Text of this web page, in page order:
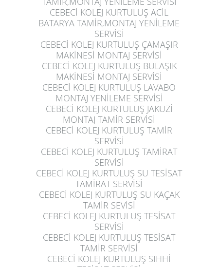
CEBECİ KOLEJ KURTULUŞ ACİL
BATARYA TAMİR,MONTAJ YENİLEME
SERVİSİ
CEBECİ KOLEJ KURTULUŞ ÇAMAŞIR
MAKİNESİ MONTAJ SERVİSİ
CEBECİ KOLEJ KURTULUŞ BULAŞIK
MAKİNESİ MONTAJ SERVİSİ
CEBECİ KOLEJ KURTULUŞ LAVABO
MONTAJ YENİLEME SERVİSİ
CEBECİ KOLEJ KURTULUŞ JAKUZİ
MONTAJ TAMİR SERVİSİ
CEBECİ KOLEJ KURTULUŞ TAMİR
SERVİSİ
CEBECİ KOLEJ KURTULUŞ TAMİRAT
SERVİSİ
CEBECİ KOLEJ KURTULUŞ SU TESİSAT
TAMİRAT SERVİSİ
CEBECİ KOLEJ KURTULUŞ SU KAÇAK
TAMİR SEVİSİ
CEBECİ KOLEJ KURTULUŞ TESİSAT
SERVİSİ
CEBECİ KOLEJ KURTULUŞ TESİSAT
TAMİR SERVİSİ
CEBECİ KOLEJ KURTULUŞ SIHHİ